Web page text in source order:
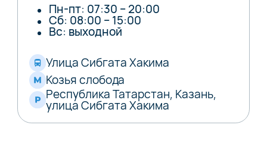
Пн-пт: 07:30 – 20:00
Сб: 08:00 – 15:00
Вс: выходной
Улица Сибгата Хакима
Козья слобода
Республика Татарстан, Казань,
улица Сибгата Хакима